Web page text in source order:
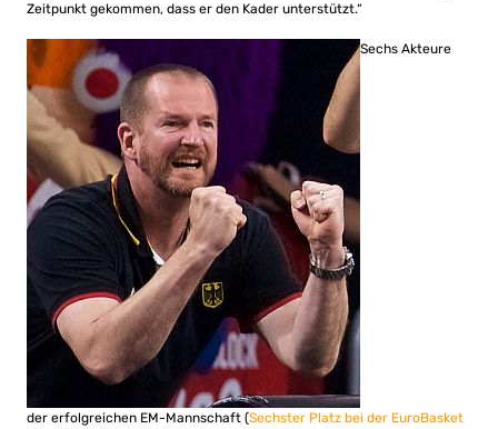
Zeitpunkt gekommen, dass er den Kader unterstützt.“
Sechs Akteure
der erfolgreichen EM-Mannschaft (Sechster Platz bei der EuroBasket